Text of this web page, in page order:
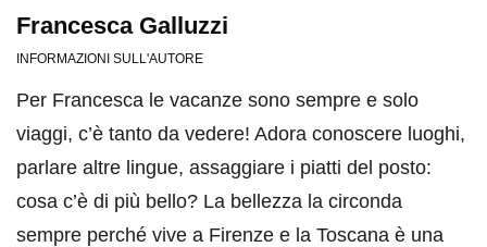
Francesca Galluzzi
INFORMAZIONI SULL'AUTORE
Per Francesca le vacanze sono sempre e solo
viaggi, c’è tanto da vedere! Adora conoscere luoghi,
parlare altre lingue, assaggiare i piatti del posto:
cosa c’è di più bello? La bellezza la circonda
sempre perché vive a Firenze e la Toscana è una